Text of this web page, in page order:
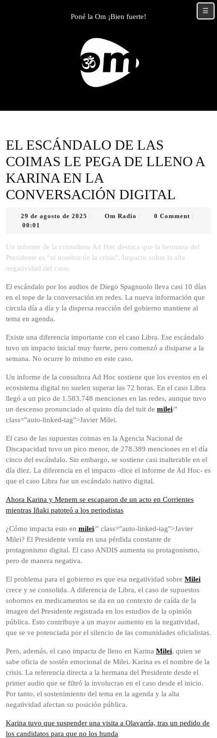
Poné la Om ¡Bien fuerte!
EL ESCÁNDALO DE LAS
COIMAS LE PEGA DE LLENO A
KARINA EN LA
CONVERSACIÓN DIGITAL
29 de agosto de 2025 Om Radio 0 Comment
00:01
Un informe de la consultora Ad Hoc destaca que la hermana del
Presidente es “el nombre de la crisis”. Impacto sobre la alta
negatividad del caso.
El escándalo por los audios de Diego Spagnuolo lleva casi 10 días
en el tope de la conversación en redes. La nueva información que
circula día a día y la dispersa reacción del gobierno mantiene al
tema en agenda.
Existe una diferencia importante con el caso Libra. Ese escándalo
tuvo un impacto inicial muy fuerte, pero comenzó a disiparse a la
semana. No ocurre lo mismo en este caso.
Un informe de la consultora Ad Hoc sostiene que los eventos en el
ecosistema digital no suelen superar las 72 horas. En el caso Libra
llegó a un pico de 1.583.748 menciones en las redes, aunque tuvo
un descenso pronunciado al quinto día del tuit de milei/"
class="auto-linked-tag">Javier Milei.
El caso de las supuestas coimas en la Agencia Nacional de
Discapacidad tuvo un pico menor, de 278.389 menciones en el día
cinco del escándalo. Sin embargo, se sostiene casi inalterable en el
día diez. La diferencia en el impacto -dice el informe de Ad Hoc- es
que el caso Libra fue un escándalo nativo digital.
Ahora Karina y Menem se escaparon de un acto en Corrientes
mientras Iñaki patoteó a los periodistas
¿Cómo impacta esto en milei/" class="auto-linked-tag">Javier
Milei? El Presidente venía en una pérdida constante de
protagonismo digital. El caso ANDIS aumenta su protagonismo,
pero de manera negativa.
El problema para el gobierno es que esa negatividad sobre Milei
crece y se consolida. A diferencia de Libra, el caso de supuestos
sobornos en medicamentos se da en un contexto de caída de la
imagen del Presidente registrada en los estudios de la opinión
pública. Esto contribuye a un mayor aumento en la negatividad,
que se ve potenciada por el silencio de las comunidades oficialistas.
Pero, además, el caso impacta de lleno en Karina Milei, quien se
sabe oficia de sostén emocional de Milei. Karina es el nombre de la
crisis. La referencia directa a la hermana del Presidente desde el
primer audio que se filtró la involucran en el caso desde el inicio.
Por tanto, el sostenimiento del tema en la agenda y la alta
negatividad afectan su posición pública.
Karina tuvo que suspender una visita a Olavarría, tras un pedido de
los candidatos para que no los hunda
☰